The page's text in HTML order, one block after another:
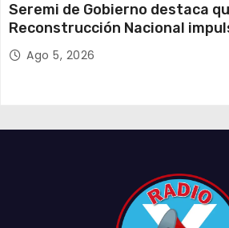
Seremi de Gobierno destaca
Reconstrucción Nacional
y el empleo en Tarapacá
Ago 5, 2026